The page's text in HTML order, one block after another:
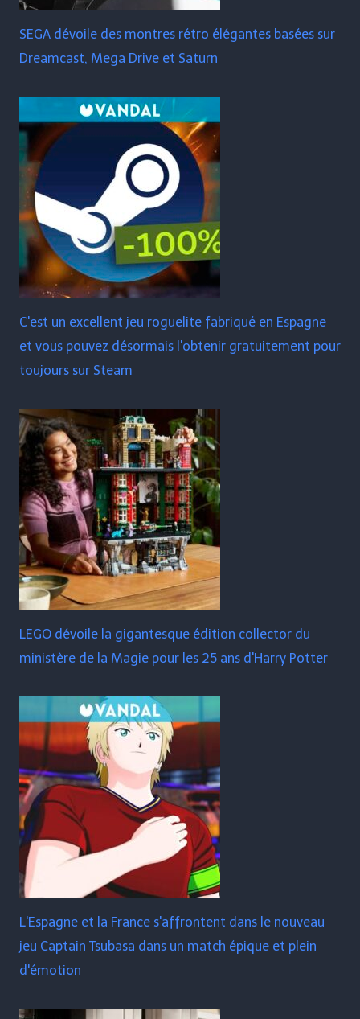
SEGA dévoile des montres rétro élégantes basées sur
Dreamcast, Mega Drive et Saturn
C'est un excellent jeu roguelite fabriqué en Espagne
et vous pouvez désormais l'obtenir gratuitement pour
toujours sur Steam
LEGO dévoile la gigantesque édition collector du
ministère de la Magie pour les 25 ans d'Harry Potter
L'Espagne et la France s'affrontent dans le nouveau
jeu Captain Tsubasa dans un match épique et plein
d'émotion